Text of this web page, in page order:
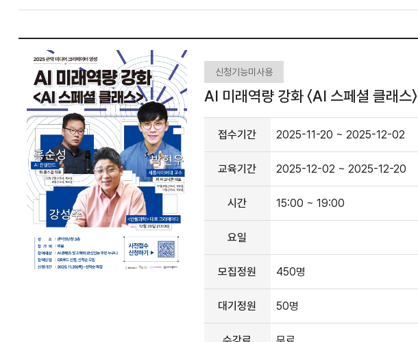
신청기능미사용
AI 미래역량 강화 〈AI 스페셜 클래스〉
접수기간 2025-11-20 ~ 2025-12-02
교육기간 2025-12-02 ~ 2025-12-20
시간 15:00 ~ 19:00
요일
모집정원 450명
대기정원 50명